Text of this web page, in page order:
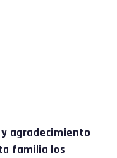
y agradecimiento
familia los